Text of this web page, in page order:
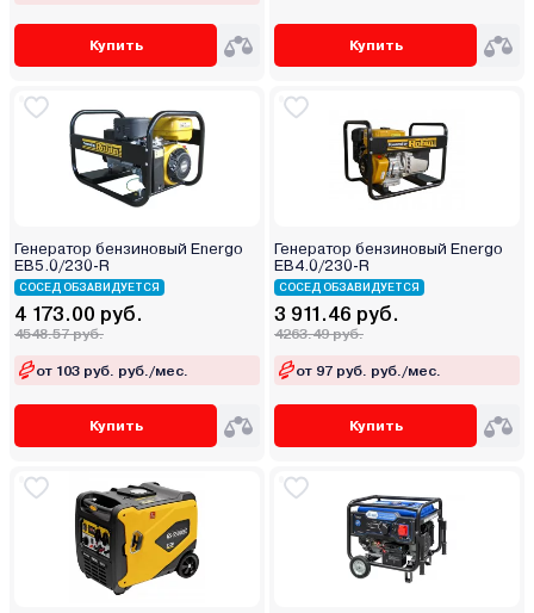
Купить Купить
Генератор бензиновый Energo
EB5.0/230-R
СОСЕД ОБЗАВИДУЕТСЯ
4 173.00 руб.
4548.57 руб.
от 103 руб. руб./мес.
Купить
Генератор бензиновый Energo
EB4.0/230-R
СОСЕД ОБЗАВИДУЕТСЯ
3 911.46 руб.
4263.49 руб.
от 97 руб. руб./мес.
Купить